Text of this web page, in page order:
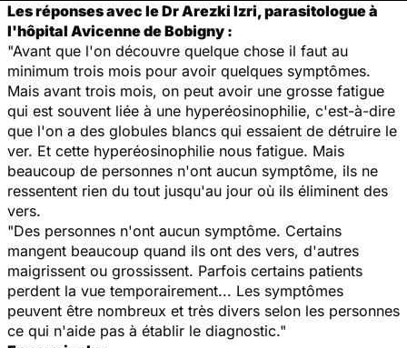
Les réponses avec le Dr Arezki Izri, parasitologue à
l'hôpital Avicenne de Bobigny :
"Avant que l'on découvre quelque chose il faut au
minimum trois mois pour avoir quelques symptômes.
Mais avant trois mois, on peut avoir une grosse fatigue
qui est souvent liée à une hyperéosinophilie, c'est-à-dire
que l'on a des globules blancs qui essaient de détruire le
ver. Et cette hyperéosinophilie nous fatigue. Mais
beaucoup de personnes n'ont aucun symptôme, ils ne
ressentent rien du tout jusqu'au jour où ils éliminent des
vers.
"Des personnes n'ont aucun symptôme. Certains
mangent beaucoup quand ils ont des vers, d'autres
maigrissent ou grossissent. Parfois certains patients
perdent la vue temporairement... Les symptômes
peuvent être nombreux et très divers selon les personnes
ce qui n'aide pas à établir le diagnostic."